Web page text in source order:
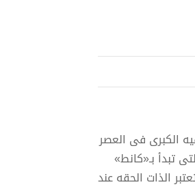
الكبرى فى العصر
تبدأ بـ«كانط»
الذات الحقه عند